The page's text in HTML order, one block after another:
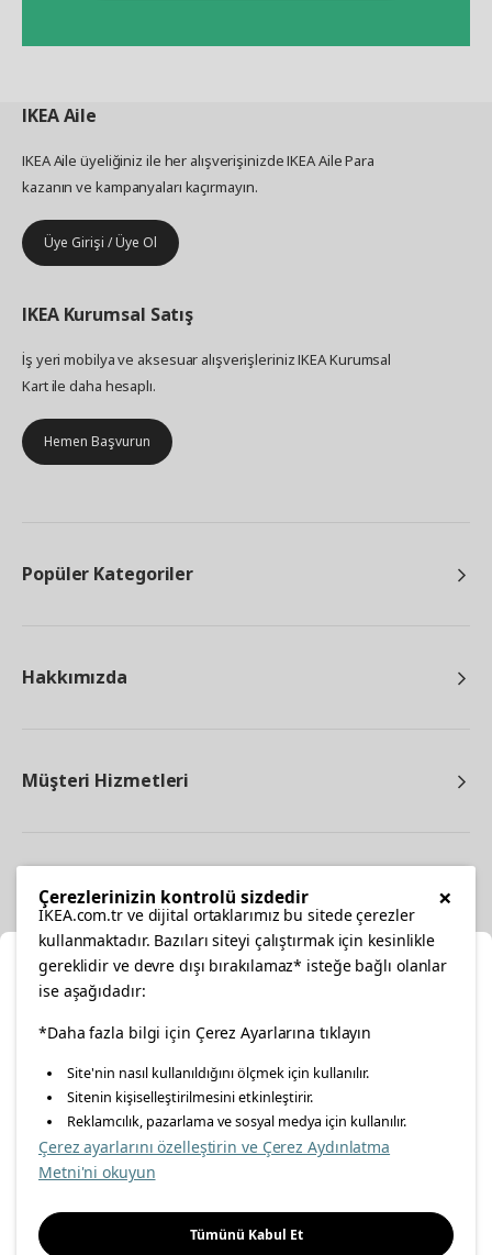
IKEAAile
IKEA Aile üyeliğiniz ile her alışverişinizde IKEA Aile Para
kazanın ve kampanyaları kaçırmayın.
Üye Girişi / Üye Ol
IKEA Kurumsal Satış
İş yeri mobilya ve aksesuar alışverişleriniz IKEA Kurumsal
Kart ile daha hesaplı.
Hemen Başvurun
Popüler Kategoriler
Hakkımızda
Müşteri Hizmetleri
Diğer
facebooktwitterinstagrampinterestyoutube
linkedin
Enerji Politikası Bilgi Güvenliği Politikası
Gıda Güvenliği Politikası
Konumunuzu Seçin
İnternetten vereceğiniz siparişlerinizde size özel hizmet ve
içerikleri görebilmek için lütfen konumuzu seçin.
İl seçiniz
Seçiniz
×
Çerezlerinizin kontrolü sizdedir
IKEA.com.tr ve dijital ortaklarımız bu sitede çerezler
kullanmaktadır. Bazıları siteyi çalıştırmak için kesinlikle
gereklidir ve devre dışı bırakılamaz* isteğe bağlı olanlar
ise aşağıdadır:
*Daha fazla bilgi için Çerez Ayarlarına tıklayın
Site'nin nasıl kullanıldığını ölçmek için kullanılır.
Sitenin kişiselleştirilmesini etkinleştirir.
Reklamcılık, pazarlama ve sosyal medya için kullanılır.
Çerez ayarlarını özelleştirin ve Çerez Aydınlatma
Metni'ni okuyun
Tümünü Kabul Et